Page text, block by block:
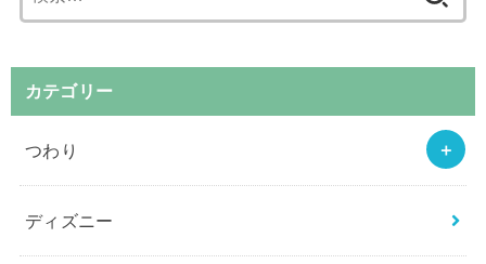
索:
カテゴリー
つわり
ディズニー